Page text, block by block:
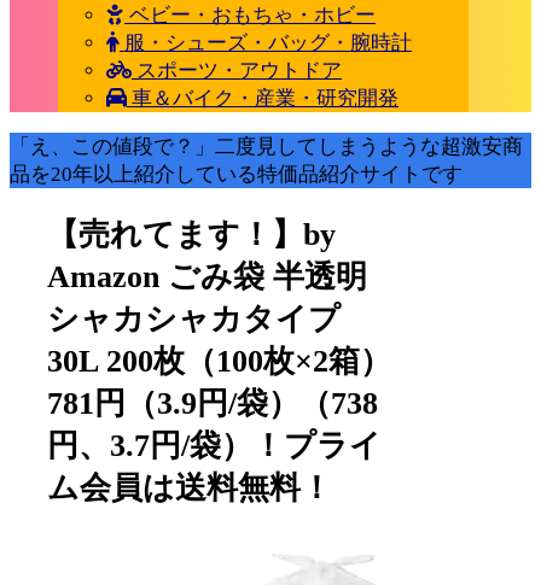
ベビー・おもちゃ・ホビー
服・シューズ・バッグ・腕時計
スポーツ・アウトドア
車＆バイク・産業・研究開発
「え、この値段で？」二度見してしまうような超激安商
品を20年以上紹介している特価品紹介サイトです
【売れてます！】by
Amazon ごみ袋 半透明
シャカシャカタイプ
30L 200枚（100枚×2箱）
781円（3.9円/袋）（738
円、3.7円/袋）！プライ
ム会員は送料無料！